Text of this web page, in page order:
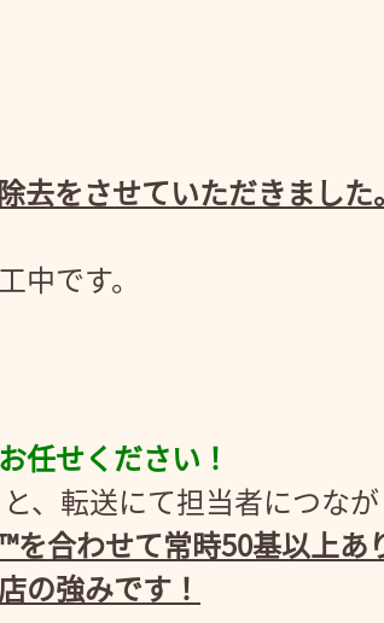
去をさせていただきました
中です。
任せください！
、転送にて担当者につな
合わせて常時50基以上あ
の強みです！